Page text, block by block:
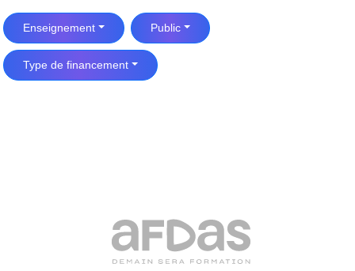
Enseignement Public
Type de financement